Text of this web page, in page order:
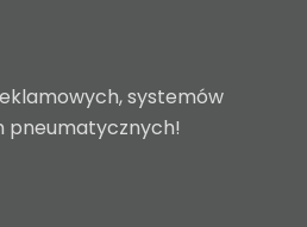
systemów
pneumatycznych!